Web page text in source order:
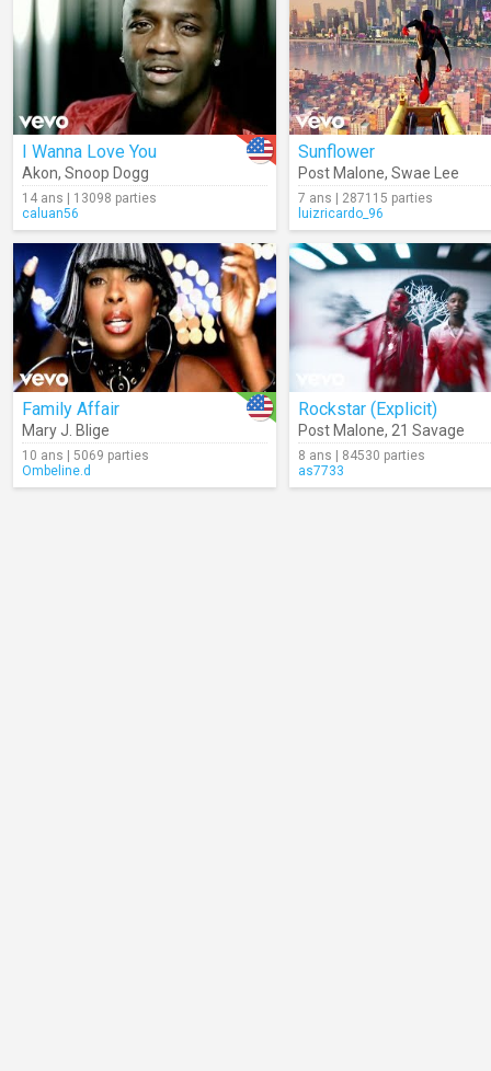
I Wanna Love You
Akon, Snoop Dogg
14 ans | 13098 parties
caluan56
Sunflower
Post Malone, Swae Lee
7 ans | 287115 parties
luizricardo_96
Family Affair
Mary J. Blige
10 ans | 5069 parties
Ombeline.d
Rockstar (Explicit)
Post Malone, 21 Savage
8 ans | 84530 parties
as7733